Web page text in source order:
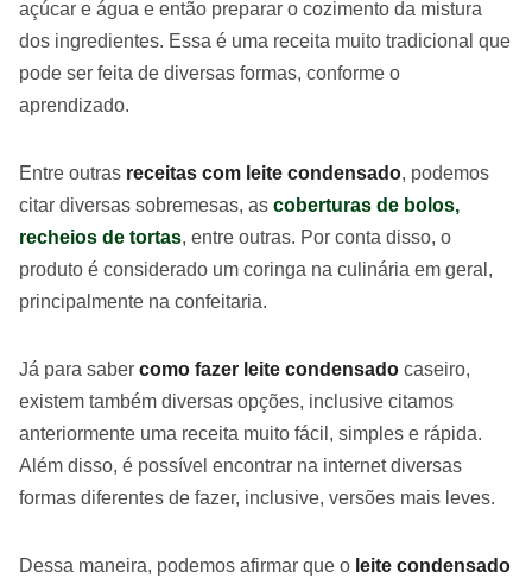
açúcar e água e então preparar o cozimento da mistura
dos ingredientes. Essa é uma receita muito tradicional que
pode ser feita de diversas formas, conforme o
aprendizado.
Entre outras receitas com leite condensado, podemos
citar diversas sobremesas, as coberturas de bolos,
recheios de tortas, entre outras. Por conta disso, o
produto é considerado um coringa na culinária em geral,
principalmente na confeitaria.
Já para saber como fazer leite condensado caseiro,
existem também diversas opções, inclusive citamos
anteriormente uma receita muito fácil, simples e rápida.
Além disso, é possível encontrar na internet diversas
formas diferentes de fazer, inclusive, versões mais leves.
Dessa maneira, podemos afirmar que o leite condensado